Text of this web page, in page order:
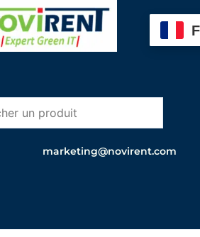
marketing@novirent.com